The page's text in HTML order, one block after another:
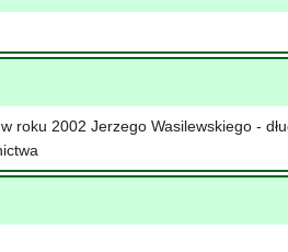
roku 2002 Jerzego Wasilewskiego -